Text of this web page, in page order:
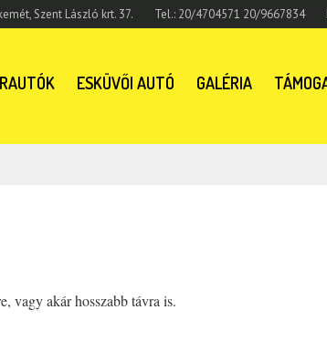
Szent László krt. 37. Tel.: 20/4704571 20/9667834
ESKÜVŐI AUTÓ GALÉRIA
vagy akár hosszabb távra is.